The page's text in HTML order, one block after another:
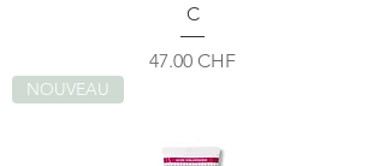
C
Prix
47.00 CHF
NOUVEAU